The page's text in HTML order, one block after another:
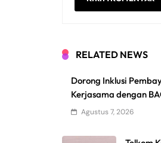
RELATED NEWS
Dorong Inklusi
Kerjasama dengan
Agustus 7, 2026